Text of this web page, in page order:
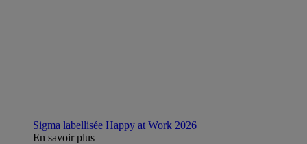
Sigma labellisée Happy at Work 2026
En savoir plus